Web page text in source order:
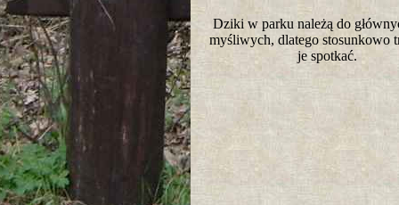
Dziki w parku należą do
myśliwych, dlatego stosunkowo
je spotkać.